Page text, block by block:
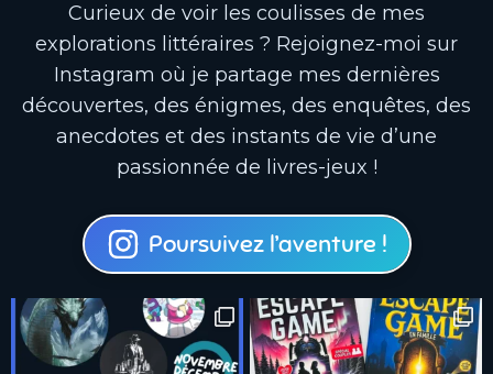
Curieux de voir les coulisses de mes
explorations littéraires ? Rejoignez-moi sur
Instagram où je partage mes dernières
découvertes, des énigmes, des enquêtes, des
anecdotes et des instants de vie d’une
passionnée de livres-jeux !
Poursuivez l’aventure !